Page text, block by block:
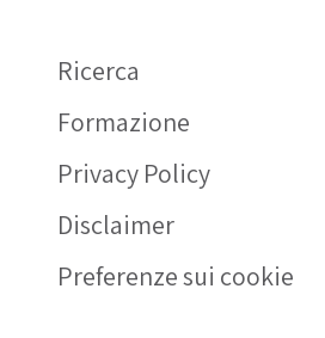
Ricerca
Formazione
Privacy Policy
Disclaimer
Preferenze sui cookie